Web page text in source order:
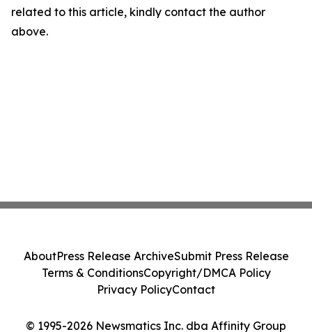
related to this article, kindly contact the author
above.
© 1995-2026 Newsmatics Inc. dba Affinity Group
AboutPress Release ArchiveSubmit Press Release
Terms & ConditionsCopyright/DMCA Policy
Privacy PolicyContact